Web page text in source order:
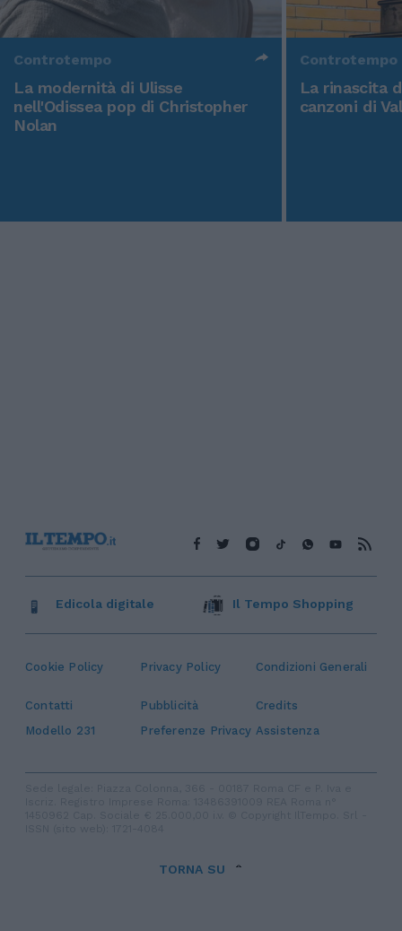
Controtempo
La modernità di Ulisse
nell'Odissea pop di Christopher
Nolan
Controtempo
La rinascita
canzoni di
Cookie Policy Privacy Policy Condizioni Generali
Contatti Pubblicità
Credits
Modello 231
Preferenze Privacy Assistenza
Edicola digitale Il Tempo Shopping
TORNA SU